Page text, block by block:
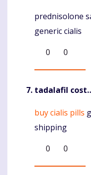
Komentaras
prednisolone
generic cialis
0
0
tadalafil
Komentaras
buy cialis pills
shipping
0
0